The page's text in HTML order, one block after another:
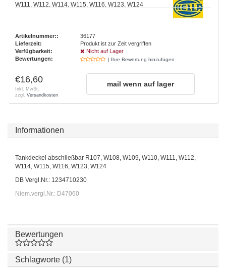
W111, W112, W114, W115, W116, W123, W124
Artikelnummer::
36177
Lieferzeit:
Produkt ist zur Zeit vergriffen
Verfügbarkeit:
Nicht auf Lager
Bewertungen:
| Ihre Bewertung hinzufügen
€16,60
Inkl. MwSt.
zzgl. Versandkosten
mail wenn auf lager
Informationen
Tankdeckel abschließbar R107, W108, W109, W110, W111, W112,
W114, W115, W116, W123, W124
DB Vergl.Nr.: 1234710230
Niem.vergl.Nr.: D47060
Bewertungen
Schlagworte (1)